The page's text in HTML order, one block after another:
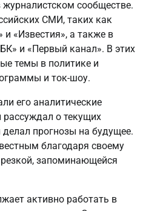
сообществе.
СМИ, таких как
«Известия», а также в
и «Первый канал». В этих
темы в политике и
и ток-шоу.
его аналитические
о текущих
прогнозы на будущее.
благодаря своему
запоминающейся
активно работать в